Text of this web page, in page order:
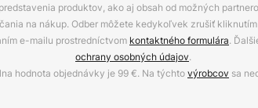
produktov, ako aj obsah od možných
na nákup. Odber môžete kedykoľvek zrušiť
e-mailu prostredníctvom kontaktného formulára.
ochrany osobných údajov.
hodnota objednávky je 99 €. Na týchtovýrobcov sa